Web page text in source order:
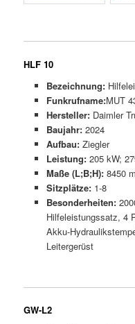
HLF 10
Bezeichnung:
Funkrufname:MUT
Hersteller:Daimler
Baujahr:2024
Aufbau:Ziegler
Leistung:205 kW;
Maße (L;B;H):8450
Sitzplätze:1-8
Besonderheiten:
Hilfeleistungssatz, 4
Akku-
Leitergerüst
GW-L2